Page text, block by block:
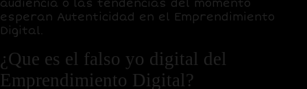
audiencia o las tendencias del momento
esperan Autenticidad en el Emprendimiento
Digital.
¿Que es el falso yo digital del
Emprendimiento Digital?